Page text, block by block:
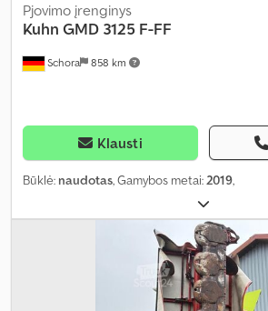
Schora 858 km
Pjovimo įrenginys
Kuhn GMD 3125 F-FF
Klausti
Būklė: naudotas, Gamybos metai:2019,